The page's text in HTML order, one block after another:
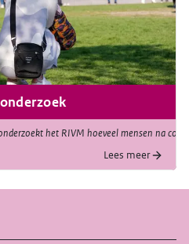
het RIVM hoeveel mensen na
Lees meer